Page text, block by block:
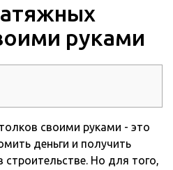
руками
своими руками - это
деньги и получить
Но для того,